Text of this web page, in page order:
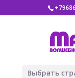
Выбрать